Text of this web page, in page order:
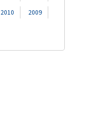
2010
2009